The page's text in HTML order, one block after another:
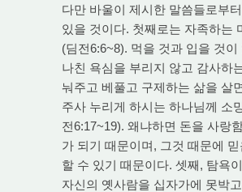
다만 바울이 제시한 말씀들로부
있을 것이다. 첫째로는 자족하는
(딤전6:6~8). 먹을 것과 입을 것이
나친 욕심을 부리지 않고 감사하
눠주고 베풀고 구제하는 삶을 살
주사 누리게 하시는 하나님께 소
전6:17~19). 왜냐하면 돈을 사랑
가 되기 때문이며, 그것 때문에
할 수 있기 때문이다. 셋째, 탐욕
자신의 옛사람을 십자가에 못박